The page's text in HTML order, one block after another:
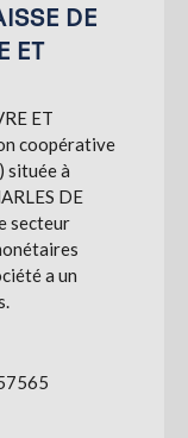
DE
ET
ET
coopérative
située à
DE
secteur
a un